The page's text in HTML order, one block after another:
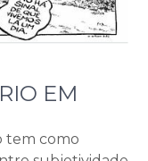
EM
tem como